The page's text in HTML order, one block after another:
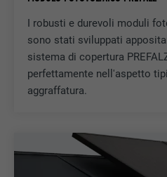
I robusti e durevoli moduli
sono stati sviluppati
sistema di copertura
perfettamente nell'aspetto
aggraffatura.
NOME test_cookie
PROVIDER doubleclick.net
Viene utilizzato
verificare se il
l’inserimento